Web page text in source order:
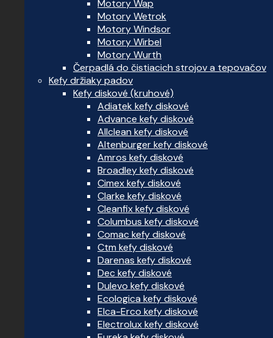
Motory Wap
Motory Wetrok
Motory Windsor
Motory Wirbel
Motory Wurth
Čerpadlá do čistiacich strojov a tepovačov
Kefy držiaky padov
Kefy diskové (kruhové)
Adiatek kefy diskové
Advance kefy diskové
Allclean kefy diskové
Altenburger kefy diskové
Amros kefy diskové
Broadley kefy diskové
Cimex kefy diskové
Clarke kefy diskové
Cleanfix kefy diskové
Columbus kefy diskové
Comac kefy diskové
Ctm kefy diskové
Darenas kefy diskové
Dec kefy diskové
Dulevo kefy diskové
Ecologica kefy diskové
Elca-Erco kefy diskové
Electrolux kefy diskové